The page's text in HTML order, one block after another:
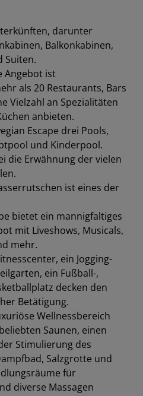
darunter
Balkonkabinen,
Suiten.
Angebot ist
als 20 Restaurants, Bars
Vielzahl an Spezialitäten
anbieten.
Escape drei Pools,
und Kinderpool.
die Erwähnung der vielen
ist eines der
bietet ein mannigfaltiges
mit Liveshows, Musicals,
mehr.
ein Jogging-
ein Fußball-,
decken den
Betätigung.
Wellnessbereich
Saunen, einen
Stimulierung des
Salzgrotte und
für
diverse Massagen